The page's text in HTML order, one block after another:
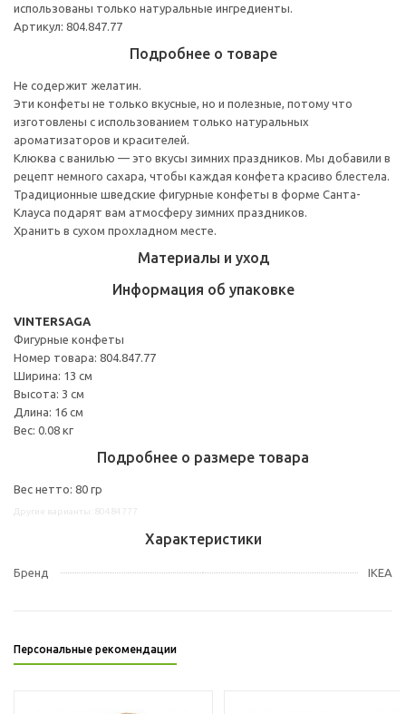
использованы только натуральные ингредиенты.
Артикул: 804.847.77
Подробнее о товаре
Не содержит желатин.
Эти конфеты не только вкусные, но и полезные, потому что
изготовлены с использованием только натуральных
ароматизаторов и красителей.
Клюква с ванилью — это вкусы зимних праздников. Мы добавили в
рецепт немного сахара, чтобы каждая конфета красиво блестела.
Традиционные шведские фигурные конфеты в форме Санта-
Клауса подарят вам атмосферу зимних праздников.
Хранить в сухом прохладном месте.
Материалы и уход
Информация об упаковке
VINTERSAGA
Фигурные конфеты
Номер товара: 804.847.77
Ширина: 13 см
Высота: 3 см
Длина: 16 см
Вес: 0.08 кг
Подробнее о размере товара
Вес нетто: 80 гр
Характеристики
Бренд IKEA
Персональные рекомендации